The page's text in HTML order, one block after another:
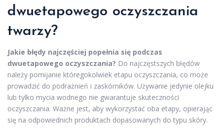
dwuetapowego oczyszczania
twarzy?
Jakie błędy najczęściej popełnia się podczas
dwuetapowego oczyszczania? Do najczęstszych błędów
należy pomijanie któregokolwiek etapu oczyszczania, co może
prowadzić do podrażnień i zaskórników. Używanie jedynie olejku
lub tylko mycia wodnego nie gwarantuje skuteczności
oczyszczania. Ważne jest, aby wykorzystać oba etapy, opierając
się na odpowiednich produktach dopasowanych do typu skóry.